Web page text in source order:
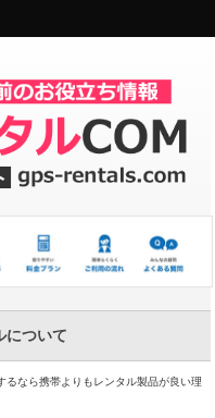
について
るなら携帯よりもレンタル製品が良い理